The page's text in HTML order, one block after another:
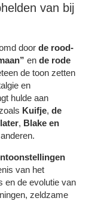
van bij
doorde rood-
ende rode
de toon zetten
en
hulde aan
Kuifje,de
, Blake en
van het
en de evolutie van
zeldzame